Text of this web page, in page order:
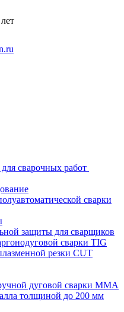
сварочных работ
сварки
защиты для сварщиков
сварки TIG
резки CUT
дуговой сварки MMA
толщиной до 200 мм